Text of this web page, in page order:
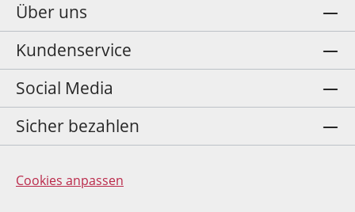
Über uns
Kundenservice
Social Media
Sicher bezahlen
Cookies anpassen